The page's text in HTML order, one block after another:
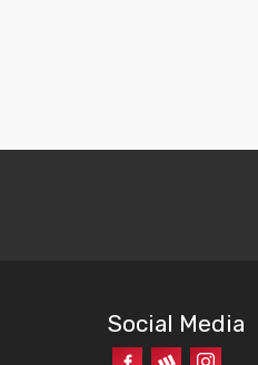
Social Media